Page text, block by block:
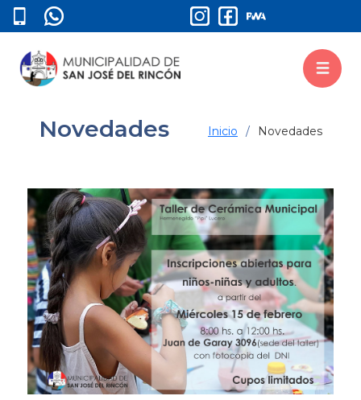
Novedades Inicio Novedades